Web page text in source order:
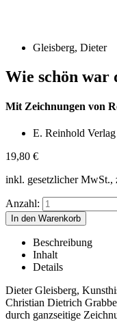
Gleisberg, Dieter
Wie schön war
Mit Zeichnungen von
E. Reinhold Verlag
19,80 €
inkl. gesetzlicher MwSt.,
Anzahl:
Beschreibung
Inhalt
Details
Dieter Gleisberg,
Christian Dietrich
durch ganzseitige